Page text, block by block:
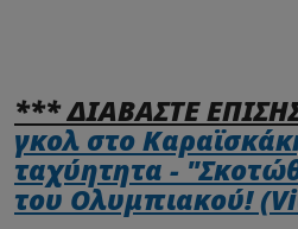
*** ΔΙΑΒΑΣΤΕ
γκολ στο
ταχύητητα -
του Ολυμπιακού!